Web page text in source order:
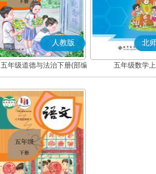
人教版
五年级道德与法治下册(部编
版)
北
五年级数学